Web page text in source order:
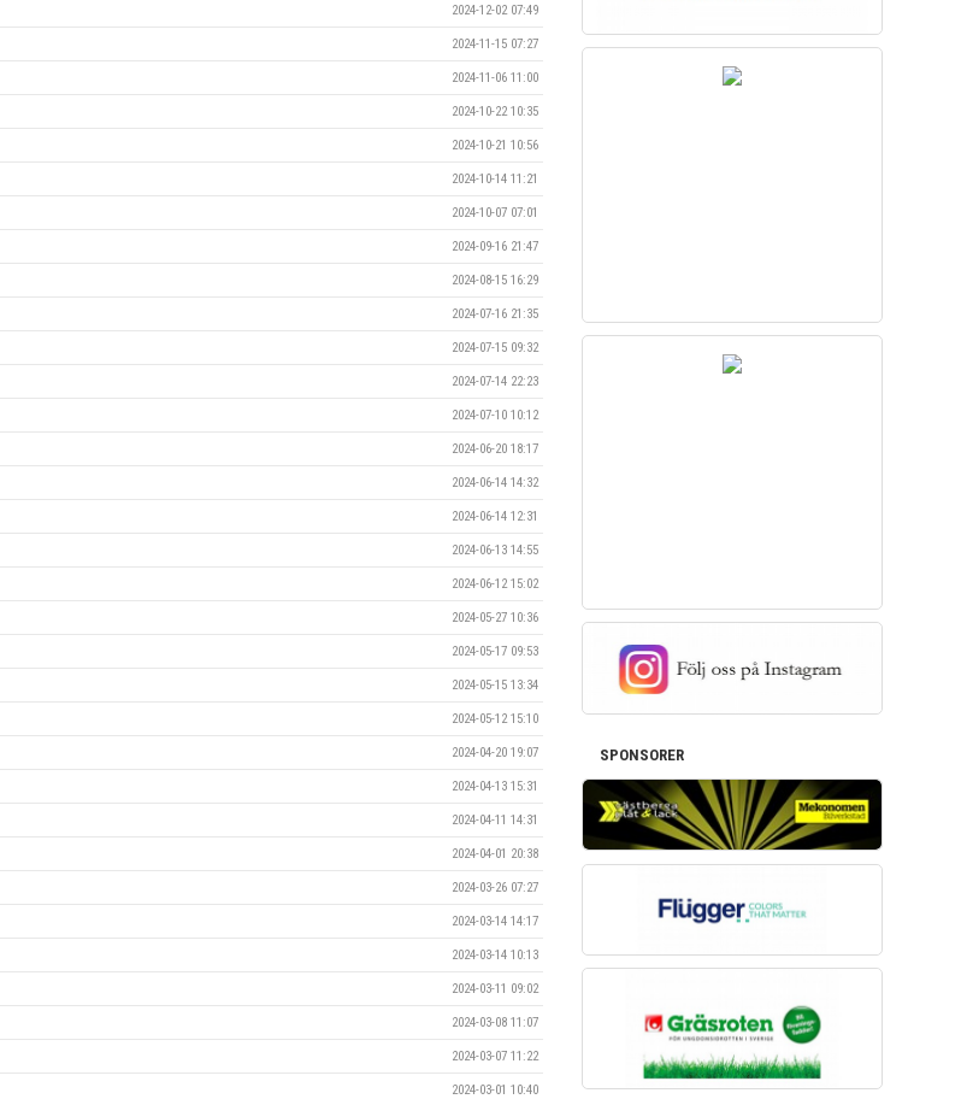
2024-12-02 07:49
2024-11-15 07:27
2024-11-06 11:00
2024-10-22 10:35
2024-10-21 10:56
2024-10-14 11:21
2024-10-07 07:01
2024-09-16 21:47
2024-08-15 16:29
2024-07-16 21:35
2024-07-15 09:32
2024-07-14 22:23
2024-07-10 10:12
2024-06-20 18:17
2024-06-14 14:32
2024-06-14 12:31
2024-06-13 14:55
2024-06-12 15:02
2024-05-27 10:36
2024-05-17 09:53
2024-05-15 13:34
2024-05-12 15:10
2024-04-20 19:07
2024-04-13 15:31
2024-04-11 14:31
2024-04-01 20:38
2024-03-26 07:27
2024-03-14 14:17
2024-03-14 10:13
2024-03-11 09:02
2024-03-08 11:07
2024-03-07 11:22
2024-03-01 10:40
SPONSORER